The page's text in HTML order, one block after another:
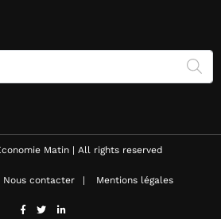
Matin | All rights reserved
Nous contacter Mentions légales
facebook
twitterlinkedin